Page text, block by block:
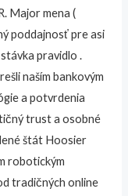
Major mena (
poddajnosť pre asi
pravidlo .
naším bankovým
a potvrdenia
trust a osobné
štát Hoosier
robotickým
tradičných online